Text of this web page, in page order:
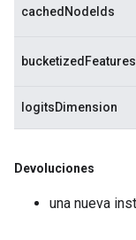
cachedNodeIds
bucketizedFeatures
logitsDimension
Devoluciones
una nueva